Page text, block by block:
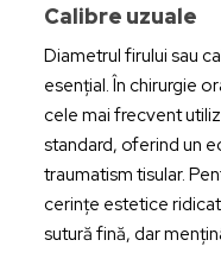
Calibre uzuale
Diametrul firului sau
esențial. În chirurgie
cele mai frecvent
standard, oferind un
traumatism tisular.
cerințe estetice
sutură fină, dar